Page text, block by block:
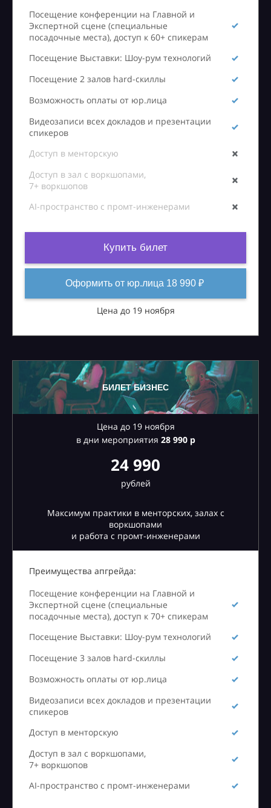
Посещение конференции на Главной и
Экспертной сцене (специальные
посадочные места), доступ к 60+ спикерам
Посещение Выставки: Шоу-рум технологий
Посещение 2 залов hard-скиллы
Возможность оплаты от юр.лица
Видеозаписи всех докладов и презентации
спикеров
Доступ в менторскую
Доступ в зал с воркшопами,
7+ воркшопов
AI-пространство с промт-инженерами
Купить билет
Оформить от юр.лица 18 990 ₽
Цена до 19 ноября
БИЛЕТ БИЗНЕС
Цена до 19 ноября
в дни мероприятия 28990 р
24 990
рублей
Максимум практики в менторских, залах с
воркшопами
и работа с промт-инженерами
Преимущества апгрейда:
Посещение конференции на Главной и
Экспертной сцене (специальные
посадочные места), доступ к 70+ спикерам
Посещение Выставки: Шоу-рум технологий
Посещение 3 залов hard-скиллы
Возможность оплаты от юр.лица
Видеозаписи всех докладов и презентации
спикеров
Доступ в менторскую
Доступ в зал с воркшопами,
7+ воркшопов
AI-пространство с промт-инженерами